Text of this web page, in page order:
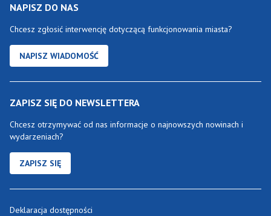
NAPISZ DO NAS
Chcesz zgłosić interwencję dotyczącą funkcjonowania miasta?
NAPISZ WIADOMOŚĆ
ZAPISZ SIĘ DO NEWSLETTERA
Chcesz otrzymywać od nas informacje o najnowszych nowinach i
wydarzeniach?
ZAPISZ SIĘ
Deklaracja dostępności